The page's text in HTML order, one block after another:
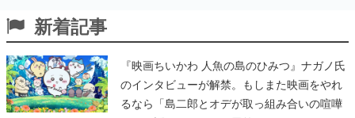
新着記事
『映画ちいかわ 人魚の島のひみつ』ナガノ氏
のインタビューが解禁。もしまた映画をやれ
るなら「島二郎とオデが取っ組み合いの喧嘩